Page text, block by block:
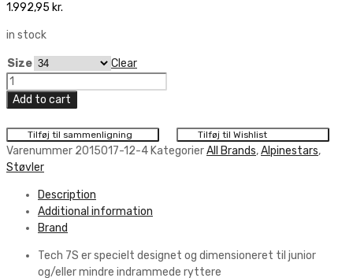
1.992,95 kr.
in stock
Size
Clear
Alpinestars
TECH
7S
BK/WT
quantity
Add to cart
Tilføj til sammenligning Tilføj til Wishlist
Varenummer 2015017-12-4 KategorierAll Brands,Alpinestars,
Støvler
Description
Additional information
Brand
Tech 7S er specielt designet og dimensioneret til junior
og/eller mindre indrammede ryttere